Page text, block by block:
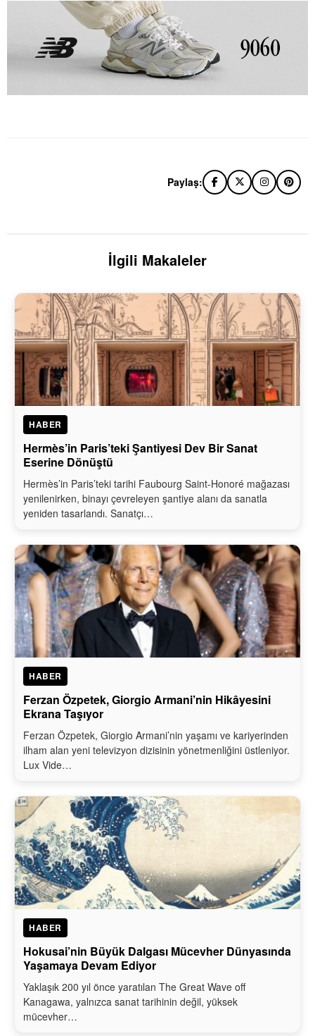
Paylaş:
İlgili Makaleler
HABER
Hermès’in Paris’teki Şantiyesi Dev Bir Sanat
Eserine Dönüştü
Hermès’in Paris’teki tarihi Faubourg Saint-Honoré mağazası
yenilenirken, binayı çevreleyen şantiye alanı da sanatla
yeniden tasarlandı. Sanatçı…
HABER
Ferzan Özpetek, Giorgio Armani’nin Hikâyesini
Ekrana Taşıyor
Ferzan Özpetek, Giorgio Armani’nin yaşamı ve kariyerinden
ilham alan yeni televizyon dizisinin yönetmenliğini üstleniyor.
Lux Vide…
HABER
Hokusai’nin Büyük Dalgası Mücevher Dünyasında
Yaşamaya Devam Ediyor
Yaklaşık 200 yıl önce yaratılan The Great Wave off
Kanagawa, yalnızca sanat tarihinin değil, yüksek
mücevher…